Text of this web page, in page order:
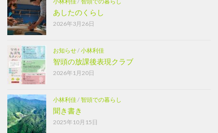
あしたのくらし
2026年3月26日
お知らせ/小林利佳
智頭の放課後表現クラブ
2026年1月20日
小林利佳/智頭での暮らし
聞き書き
2025年10月15日